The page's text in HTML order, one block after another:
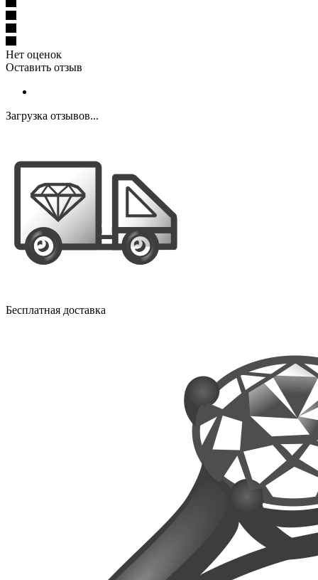
Нет оценок
Оставить отзыв
Загрузка отзывов...
Бесплатная доставка